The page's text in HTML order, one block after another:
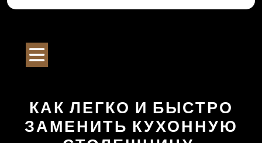
Перейти
КАК ЛЕГКО И БЫСТРО
ЗАМЕНИТЬ КУХОННУЮ